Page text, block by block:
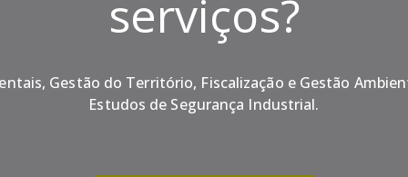
serviços?
Gestão do Território, Fiscalização e Gestão
Estudos de Segurança Industrial.